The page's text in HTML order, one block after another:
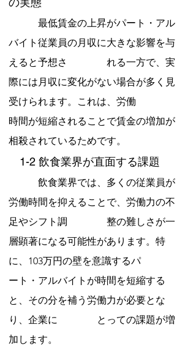
最低賃金の上昇がパート・アル
バイト従業員の月収に大きな影響を与
えると予想さ　　　　れる一方で、実
際には月収に変化がない場合が多く見
受けられます。これは、労働
時間が短縮されることで賃金の増加が
相殺されているためです。
1-2 飲食業界が直面する課題
飲食業界では、多くの従業員が
労働時間を抑えることで、労働力の不
足やシフト調　　　　整の難しさが一
層顕著になる可能性があります。特
に、103万円の壁を意識するパ
ート・アルバイトが時間を短縮する
と、その分を補う労働力が必要とな
り、企業に　　　　とっての課題が増
加します。